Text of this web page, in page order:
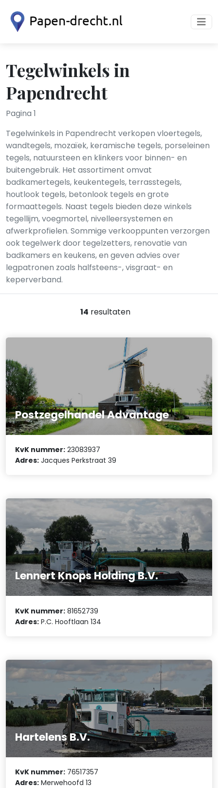
Tegelwinkels in
Papendrecht
Pagina 1
Tegelwinkels in Papendrecht verkopen vloertegels,
wandtegels, mozaïek, keramische tegels, porseleinen
tegels, natuursteen en klinkers voor binnen- en
buitengebruik. Het assortiment omvat
badkamertegels, keukentegels, terrasstegels,
houtlook tegels, betonlook tegels en grote
formaattegels. Naast tegels bieden deze winkels
tegellijm, voegmortel, nivelleersystemen en
afwerkprofielen. Sommige verkooppunten verzorgen
ook tegelwerk door tegelzetters, renovatie van
badkamers en keukens, en geven advies over
legpatronen zoals halfsteens-, visgraat- en
keperverband.
14 resultaten
Postzegelhandel Advantage
KvK nummer: 23083937
Adres: Jacques Perkstraat 39
Lennert Knops Holding B.V.
KvK nummer: 81652739
Adres: P.C. Hooftlaan 134
Hartelens B.V.
KvK nummer: 76517357
Adres: Merwehoofd 13